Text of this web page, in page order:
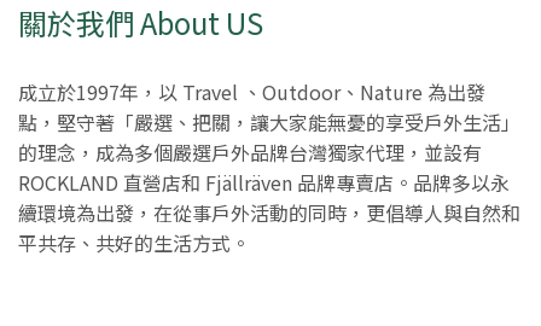
關於我們 About US
成立於1997年，以 Travel 、Outdoor、Nature 為出發
點，堅守著「嚴選、把關，讓大家能無憂的享受戶外生活」
的理念，成為多個嚴選戶外品牌台灣獨家代理，並設有
ROCKLAND 直營店和 Fjällräven 品牌專賣店。品牌多以永
續環境為出發，在從事戶外活動的同時，更倡導人與自然和
平共存、共好的生活方式。